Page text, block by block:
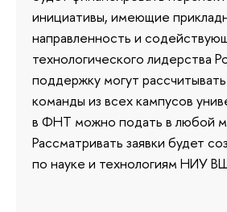
инициативы, имеющие
направленность и
технологического лидерства
поддержку могут
команды из всех кампусов
в ФНТ можно подать в любой
Рассматривать заявки будет
по науке и технологиям НИУ